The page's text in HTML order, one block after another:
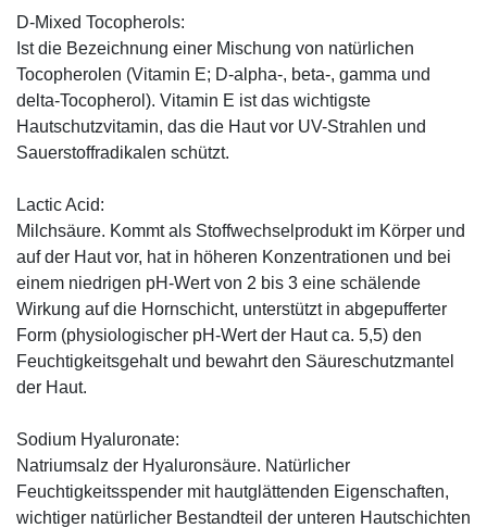
D-Mixed Tocopherols:
Ist die Bezeichnung einer Mischung von natürlichen
Tocopherolen (Vitamin E; D-alpha-, beta-, gamma und
delta-Tocopherol). Vitamin E ist das wichtigste
Hautschutzvitamin, das die Haut vor UV-Strahlen und
Sauerstoffradikalen schützt.
Lactic Acid:
Milchsäure. Kommt als Stoffwechselprodukt im Körper und
auf der Haut vor, hat in höheren Konzentrationen und bei
einem niedrigen pH-Wert von 2 bis 3 eine schälende
Wirkung auf die Hornschicht, unterstützt in abgepufferter
Form (physiologischer pH-Wert der Haut ca. 5,5) den
Feuchtigkeitsgehalt und bewahrt den Säureschutzmantel
der Haut.
Sodium Hyaluronate:
Natriumsalz der Hyaluronsäure. Natürlicher
Feuchtigkeitsspender mit hautglättenden Eigenschaften,
wichtiger natürlicher Bestandteil der unteren Hautschichten